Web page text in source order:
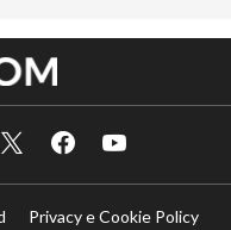
Privacy e Cookie Policy